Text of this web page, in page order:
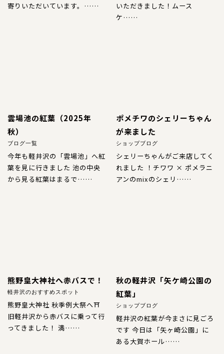
アウトレット商品
CONTENTS コンテンツ
店舗情報
特注品について
SHOP ショップ
BLOG ブログ
寄りいただいています。……
いただきました！ムース
ケ……
雲場池の紅葉（2025年
秋）
ブログ一覧
今年も軽井沢の「雲場池」へ紅
葉を見に行きました 池の中央
から見る紅葉はまるで……
ポメチワのシェリーちゃん
が来ました
ショップブログ
シェリーちゃんがご来店してく
れました ！チワワ × ポメラニ
アンのmixのシェリ……
熊野皇大神社へ赤バスで！
軽井沢のおすすめスポット
熊野皇大神社 秋季例大祭へ⛩
旧軽井沢から赤バスに乗って行
ってきました！ 満……
秋の軽井沢 「矢ケ崎公園の
紅葉」
ショップブログ
軽井沢の紅葉が今まさに見ごろ
です 今日は「矢ヶ崎公園」に
ある大賀ホール……